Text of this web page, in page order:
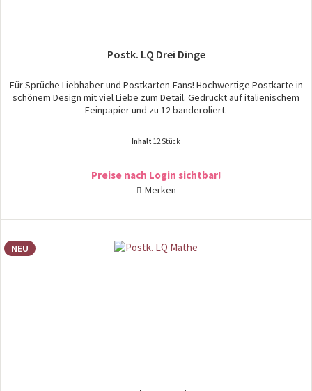
Postk. LQ Drei Dinge
Für Sprüche Liebhaber und Postkarten-Fans! Hochwertige Postkarte in
schönem Design mit viel Liebe zum Detail. Gedruckt auf italienischem
Feinpapier und zu 12 banderoliert.
Inhalt 12 Stück
Preise nach Login sichtbar!
Merken
NEU